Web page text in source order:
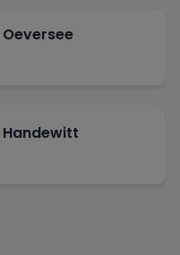
Oeversee
Handewitt